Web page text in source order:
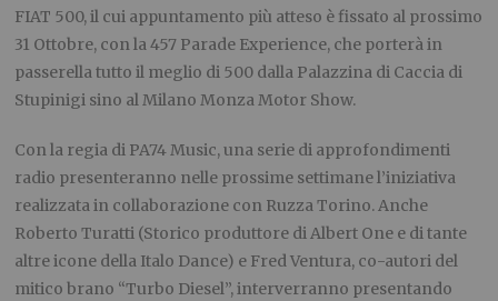
FIAT 500, il cui appuntamento più atteso è fissato al prossimo
31 Ottobre, con la 457 Parade Experience, che porterà in
passerella tutto il meglio di 500 dalla Palazzina di Caccia di
Stupinigi sino al Milano Monza Motor Show.
Con la regia di PA74 Music, una serie di approfondimenti
radio presenteranno nelle prossime settimane l’iniziativa
realizzata in collaborazione con Ruzza Torino. Anche
Roberto Turatti (Storico produttore di Albert One e di tante
altre icone della Italo Dance) e Fred Ventura, co-autori del
mitico brano “Turbo Diesel”, interverranno presentando